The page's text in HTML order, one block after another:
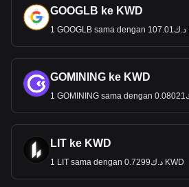
GOOGLB ke KWD
GOMINING ke KWD
LIT ke KWD
1 LIT sama dengan د.ك0.7299 KWD